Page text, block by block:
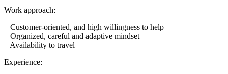
Work approach:
– Customer-oriented, and high willingness to help
– Organized, careful and adaptive mindset
– Availability to travel
Experience: